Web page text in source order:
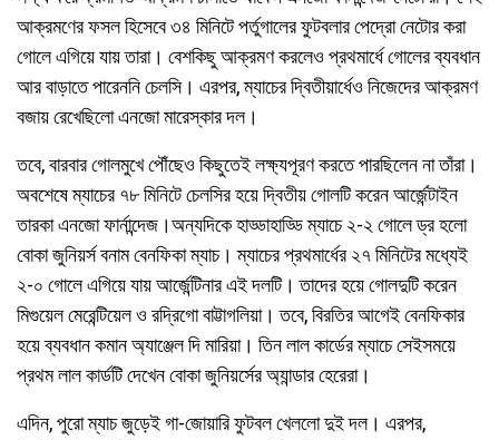
আক্রমণের ফসল হিসেবে ৩৪ মিনিটে পর্তুগালের ফুটবলার পেদ্রো নেটোর করা
গোলে এগিয়ে যায় তারা। বেশকিছু আক্রমণ করলেও প্রথমার্ধে গোলের ব্যবধান
আর বাড়াতে পারেননি চেলসি। এরপর, ম্যাচের দ্বিতীয়ার্ধেও নিজেদের আক্রমণ
বজায় রেখেছিলো এনজো মারেস্কার দল।
তবে, বারবার গোলমুখে পৌঁছেও কিছুতেই লক্ষ্যপূরণ করতে পারছিলেন না তাঁরা।
অবশেষে ম্যাচের ৭৮ মিনিটে চেলসির হয়ে দ্বিতীয় গোলটি করেন আর্জেন্টাইন
তারকা এনজো ফার্নান্দেজ।অন্যদিকে হাড্ডাহাড্ডি ম্যাচে ২-২ গোলে ড্র হলো
বোকা জুনিয়র্স বনাম বেনফিকা ম্যাচ। ম্যাচের প্রথমার্ধের ২৭ মিনিটের মধ্যেই
২-০ গোলে এগিয়ে যায় আর্জেন্টিনার এই দলটি। তাদের হয়ে গোলদুটি করেন
মিগুয়েল মেরেন্টিয়েল ও রদ্রিগো বাট্টাগলিয়া। তবে, বিরতির আগেই বেনফিকার
হয়ে ব্যবধান কমান অ্যাঞ্জেল দি মারিয়া। তিন লাল কার্ডের ম্যাচে সেইসময়ে
প্রথম লাল কার্ডটি দেখেন বোকা জুনিয়র্সের অ্যান্ডার হেরেরা।
এদিন, পুরো ম্যাচ জুড়েই গা-জোয়ারি ফুটবল খেললো দুই দল। এরপর,